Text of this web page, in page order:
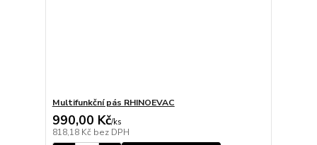
Multifunkční pás RHINOEVAC
990,00 Kč/ks
818,18 Kč bez DPH